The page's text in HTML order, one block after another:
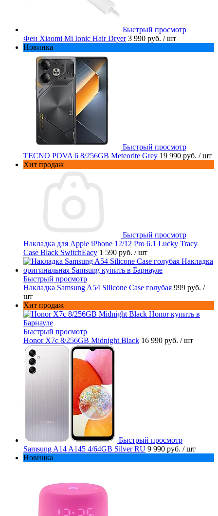
Быстрый просмотр
Фен Xiaomi Mi Ionic Hair Dryer 3 990 руб. / шт
Новинка
Быстрый просмотр
TECNO POVA 6 8/256GB Meteorite Grey 19 990 руб. / шт
Хит продаж
Быстрый просмотр
Накладка для Apple iPhone 12/12 Pro 6.1 Lucky Tracy
Case Black SwitchEacy 1 590 руб. / шт
Быстрый просмотр
Накладка Samsung A54 Silicone Case голубая 999 руб. /
шт
Хит продаж
Быстрый просмотр
Honor X7c 8/256GB Midnight Black 16 990 руб. / шт
Быстрый просмотр
Samsung A14 A145 4/64GB Silver RU 9 990 руб. / шт
Новинка